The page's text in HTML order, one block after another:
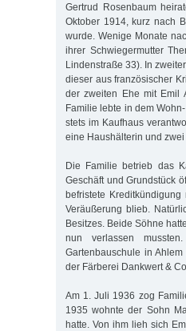
Gertrud Rosenbaum
Oktober 1914, kurz nach
wurde. Wenige Monate
ihrer Schwiegermutter
Lindenstraße 33). In
dieser aus französischer
der zweiten Ehe mit Emil
Familie lebte in dem
stets im Kaufhaus
eine Haushälterin und zwei
Die Familie betrieb das
Geschäft und Grundstück
befristete
Veräußerung blieb.
Besitzes. Beide Söhne
nun verlassen
Gartenbauschule in
der Färberei Dankwert &
Am 1. Juli 1936 zog
1935 wohnte der Sohn
hatte. Von ihm lieh sich